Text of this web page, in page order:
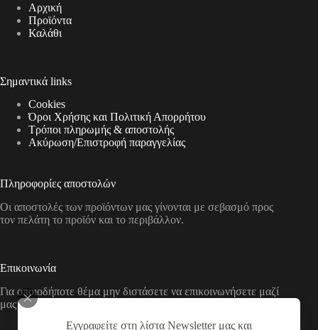
Εγγραφείτε στη λίστα Newsletter μας και
Αρχική
Προϊόντα
Καλάθι
Σημαντικά links
Cookies
Όροι Χρήσης και Πολιτική Απορρήτου
Τρόποι πληρωμής & αποστολής
Aκύρωση/Επιστροφή παραγγελίας
Πληροφορίες αποστολών
Οι αποστολές των προϊόντων μας γίνονται με σεβασμό προς
τον πελάτη το προϊόν και το περιβάλλον.
Επικοινωνία
Για οποιοδήποτε θέμα μην διστάσετε να επικοινωνήσετε μαζί
μας με τους παρακάτω τρόπους